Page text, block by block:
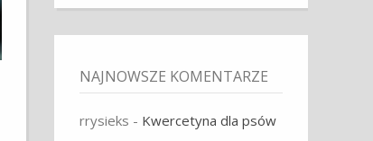
NAJNOWSZE KOMENTARZE
rrysieks - Kwercetyna dla psów